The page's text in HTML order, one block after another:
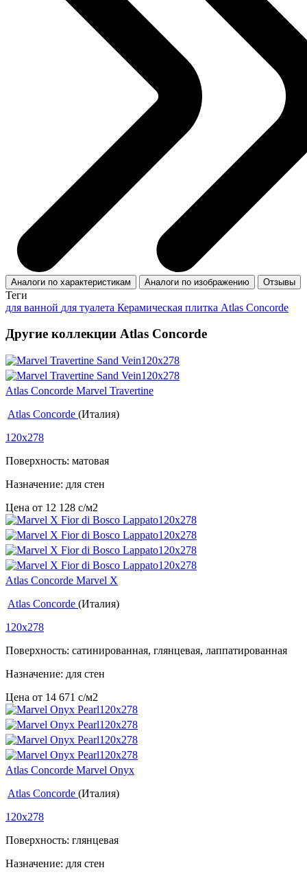
Аналоги по характеристикам Аналоги по изображению Отзывы
Теги
для ванной для туалета Керамическая плитка Atlas Concorde
Другие коллекции Atlas Concorde
Atlas Concorde Marvel Travertine
Atlas Concorde (Италия)
120x278
Поверхность: матовая
Назначение: для стен
Цена от 12 128 c/м2
Atlas Concorde Marvel X
Atlas Concorde (Италия)
120x278
Поверхность: сатинированная, глянцевая, лаппатированная
Назначение: для стен
Цена от 14 671 c/м2
Atlas Concorde Marvel Onyx
Atlas Concorde (Италия)
120x278
Поверхность: глянцевая
Назначение: для стен